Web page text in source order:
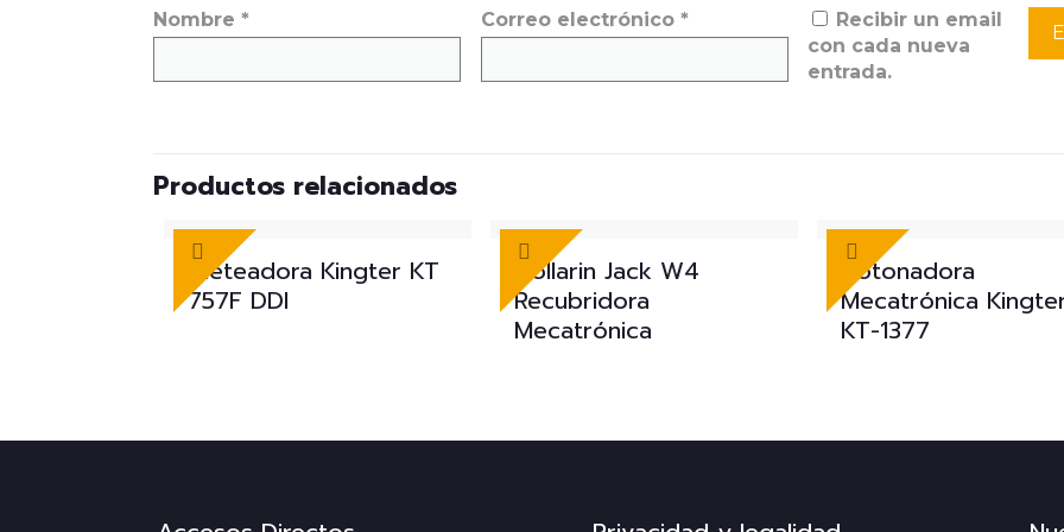
Nombre* Correo electrónico *
Recibir un email
con cada nueva
entrada.
Productos relacionados
Fileteadora Kingter KT
757F DDI
Collarin Jack W4
Recubridora
Mecatrónica
Botonadora
Mecatrónica
KT-1377